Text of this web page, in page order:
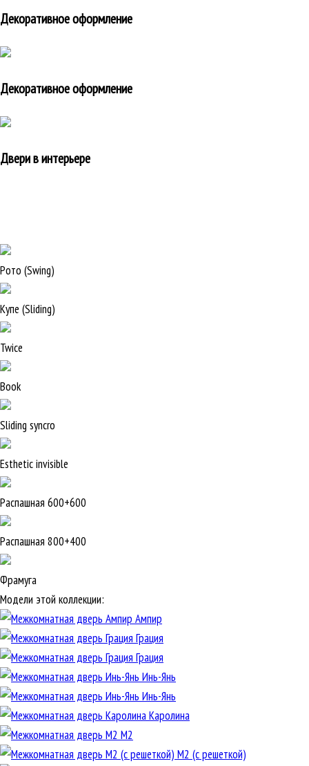
Декоративное оформление
Декоративное оформление
Двери в интерьере
Рото (Swing)
Купе (Sliding)
Twice
Book
Sliding syncro
Esthetic invisible
Распашная 600+600
Распашная 800+400
Фрамуга
Модели этой коллекции:
Ампир
Грация
Грация
Инь-Янь
Инь-Янь
Каролина
М2
М2 (с решеткой)